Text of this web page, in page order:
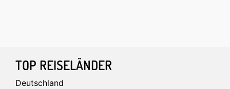
Footer
TOP REISELÄNDER
Deutschland